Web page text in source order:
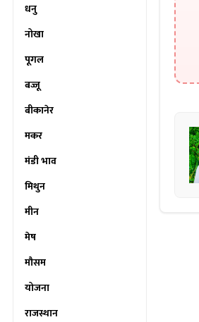
धनु
नोखा
पूगल
बज्जू
बीकानेर
मकर
मंडी भाव
मिथुन
मीन
मेष
मौसम
योजना
राजस्थान